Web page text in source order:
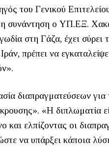
του Γενικού
συνάντηση ο ΥΠ.ΕΞ.
στη Γάζα, έχει σύρει
πρέπει να
διαπραγματεύσεων για
«Η διπλωματία
ελπίζοντας οι
να υπάρξει κάποια